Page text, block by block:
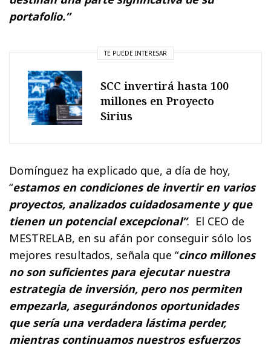
portafolio.”
TE PUEDE INTERESAR
SCC invertirá hasta 100
millones en Proyecto
Sirius
Domínguez ha explicado que, a día de hoy,
“estamos en condiciones de invertir en varios
proyectos, analizados cuidadosamente y que
tienen un potencial excepcional”. El CEO de
MESTRELAB, en su afán por conseguir sólo los
mejores resultados, señala que “cinco millones
no son suficientes para ejecutar nuestra
estrategia de inversión, pero nos permiten
empezarla, asegurándonos oportunidades
que sería una verdadera lástima perder,
mientras continuamos nuestros esfuerzos